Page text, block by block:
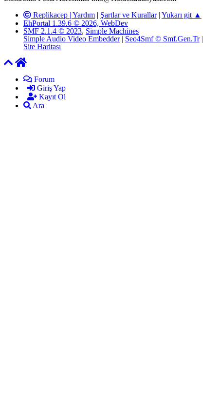
Replikacep | Yardım Şartlar ve Kurallar| Yukarı git ▲
EhPortal 1.39.6 © 2026, WebDev
SMF 2.1.4 © 2023, Simple Machines
Simple Audio Video Embedder
Seo4Smf © Smf.Gen.Tr|
Site Haritası
Forum
Giriş Yap
Kayıt Ol
Ara